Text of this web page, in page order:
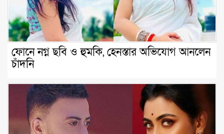
ফোনে নগ্ন ছবি ও হুমকি, হেনস্তার অভিযোগ আনলেন
চাঁদনি